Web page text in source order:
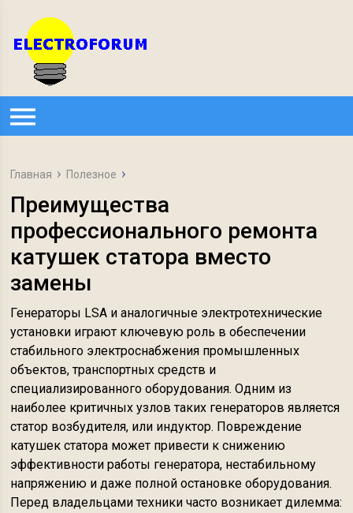
Главная Полезное
Преимущества
профессионального ремонта
катушек статора вместо
замены
Генераторы LSA и аналогичные электротехнические
установки играют ключевую роль в обеспечении
стабильного электроснабжения промышленных
объектов, транспортных средств и
специализированного оборудования. Одним из
наиболее критичных узлов таких генераторов является
статор возбудителя, или индуктор. Повреждение
катушек статора может привести к снижению
эффективности работы генератора, нестабильному
напряжению и даже полной остановке оборудования.
Перед владельцами техники часто возникает дилемма: